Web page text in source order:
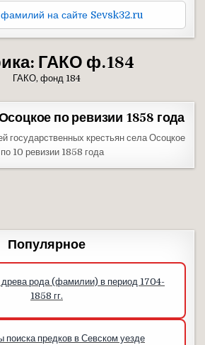
на сайте Sevsk32.ru
ГАКО ф.184
ГАКО, фонд 184
по ревизии 1858 года
государственных крестьян села Осоцкое
10 ревизии 1858 года
Популярное
древа рода (фамилии) в период 1704-
1858 гг.
поиска предков в Севском уезде